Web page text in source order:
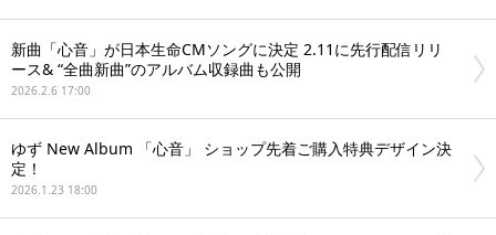
新曲「⼼⾳」が⽇本⽣命CMソングに決定 2.11に先⾏配信リリ
ース& “全曲新曲”のアルバム収録曲も公開
2026.2.6 17:00
ゆず New Album 「心音」 ショップ先着ご購入特典デザイン決
定！
2026.1.23 18:00